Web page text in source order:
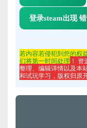
登录steam出现
若内容若侵犯到您的权
们将第一时间处理 ！
整理、编辑详情以及本
和试玩学习，版权归原